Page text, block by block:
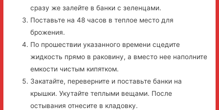
сразу же залейте в банки с зеленцами.
Поставьте на 48 часов в теплое место для
брожения.
По прошествии указанного времени сцедите
жидкость прямо в раковину, а вместо нее наполните
емкости чистым кипятком.
Закатайте, переверните и поставьте банки на
крышки. Укутайте теплыми вещами. После
остывания отнесите в кладовку.